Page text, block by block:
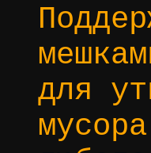
для